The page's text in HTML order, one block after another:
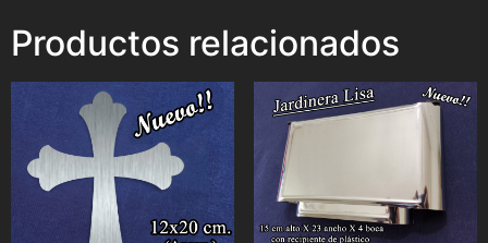
Productos relacionados